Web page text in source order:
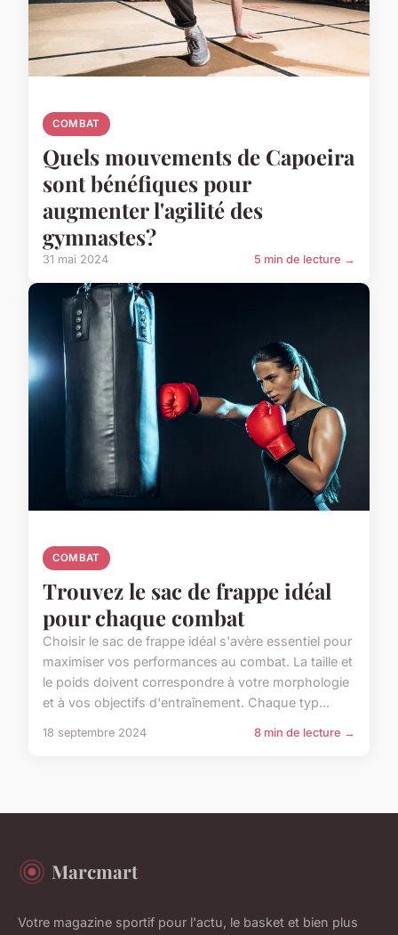
COMBAT
Quels mouvements de Capoeira
sont bénéfiques pour
augmenter l'agilité des
gymnastes?
31 mai 2024 5 min de lecture →
COMBAT
Trouvez le sac de frappe idéal
pour chaque combat
Choisir le sac de frappe idéal s'avère essentiel pour
maximiser vos performances au combat. La taille et
le poids doivent correspondre à votre morphologie
et à vos objectifs d'entraînement. Chaque typ...
18 septembre 2024 8 min de lecture →
Marcmart
Votre magazine sportif pour l'actu, le basket et bien plus